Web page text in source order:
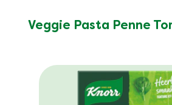
Veggie Pasta Penne